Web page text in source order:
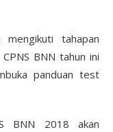
tahapan
BNN tahun ini
panduan test
BNN 2018 akan